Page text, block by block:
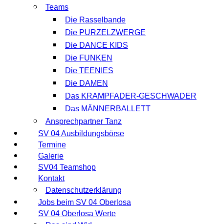
Teams
Die Rasselbande
Die PURZELZWERGE
Die DANCE KIDS
Die FUNKEN
Die TEENIES
Die DAMEN
Das KRAMPFADER-GESCHWADER
Das MÄNNERBALLETT
Ansprechpartner Tanz
SV 04 Ausbildungsbörse
Termine
Galerie
SV04 Teamshop
Kontakt
Datenschutzerklärung
Jobs beim SV 04 Oberlosa
SV 04 Oberlosa Werte